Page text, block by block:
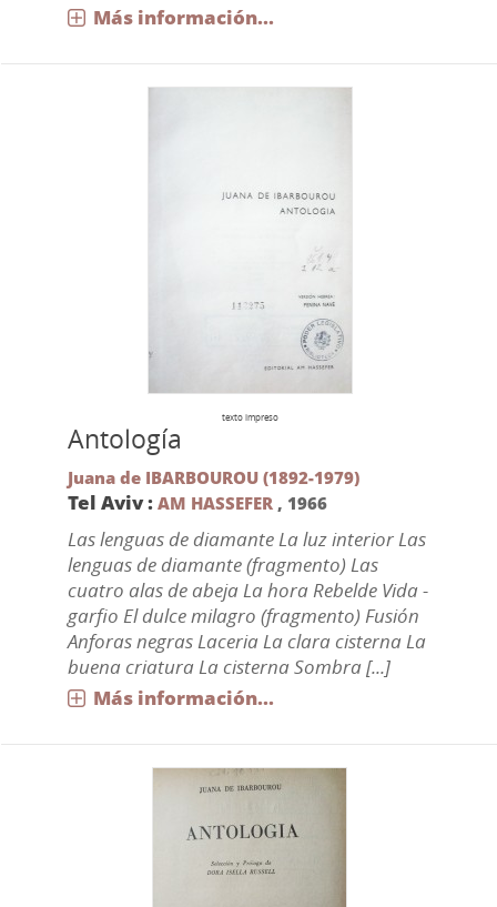
Más información...
texto impreso
Antología
Juana de IBARBOUROU (1892-1979)
Tel Aviv : AM HASSEFER, 1966
Las lenguas de diamante La luz interior Las
lenguas de diamante (fragmento) Las
cuatro alas de abeja La hora Rebelde Vida -
garfio El dulce milagro (fragmento) Fusión
Anforas negras Laceria La clara cisterna La
buena criatura La cisterna Sombra [...]
Más información...